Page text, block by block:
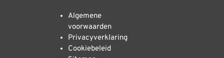
Algemene
voorwaarden
Privacyverklaring
Cookiebeleid